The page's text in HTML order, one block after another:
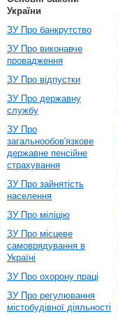
України
ЗУ Про банкрутство
ЗУ Про виконавче
провадження
ЗУ Про відпустки
ЗУ Про державну
службу
ЗУ Про
загальнообов'язкове
державне пенсійне
страхування
ЗУ Про зайнятість
населення
ЗУ Про міліцію
ЗУ Про місцеве
самоврядування в
Україні
ЗУ Про охорону праці
ЗУ Про регулювання
містобудівної діяльності